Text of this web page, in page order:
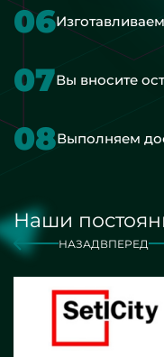
06
07Вы вносите
08Выполняем
Наши
НАЗАД ВПЕРЕД